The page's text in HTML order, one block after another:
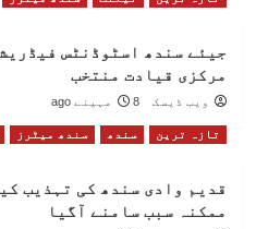
جیئے سندھ اسٹوڈنٹس
مرکزی قیادت منتخب
ویب ڈیسک 8 مہینے ago
تازہ ترین سندھ سندھ میٹرز
قدیم وادی سندھ کی تہذیب
ممکنہ سبب سامنے آگیا